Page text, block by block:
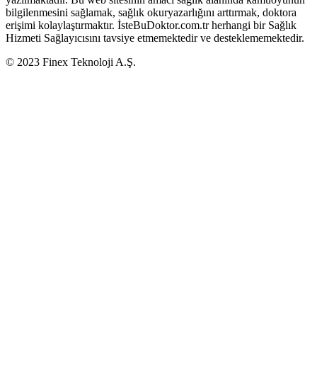
bilgilenmesini sağlamak, sağlık okuryazarlığını arttırmak, doktora
erişimi kolaylaştırmaktır. İsteBuDoktor.com.tr herhangi bir Sağlık
Hizmeti Sağlayıcısını tavsiye etmemektedir ve desteklememektedir.
© 2023 Finex Teknoloji A.Ş.